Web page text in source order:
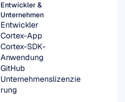
Entwickler &
Unternehmen
Entwickler
Cortex-App
Cortex-SDK-
Anwendung
GitHub
Unternehmenslizenzie
rung